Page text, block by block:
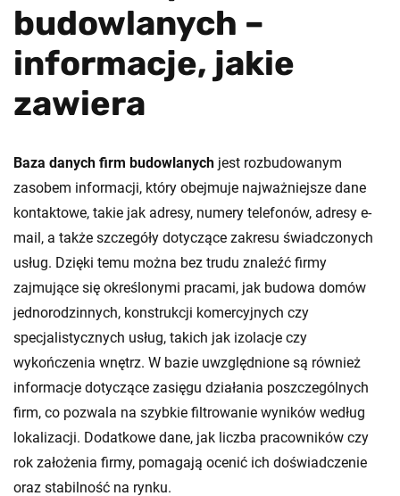
budowlanych –
informacje, jakie
zawiera
Baza danych firm budowlanych jest rozbudowanym
zasobem informacji, który obejmuje najważniejsze dane
kontaktowe, takie jak adresy, numery telefonów, adresy e-
mail, a także szczegóły dotyczące zakresu świadczonych
usług. Dzięki temu można bez trudu znaleźć firmy
zajmujące się określonymi pracami, jak budowa domów
jednorodzinnych, konstrukcji komercyjnych czy
specjalistycznych usług, takich jak izolacje czy
wykończenia wnętrz. W bazie uwzględnione są również
informacje dotyczące zasięgu działania poszczególnych
firm, co pozwala na szybkie filtrowanie wyników według
lokalizacji. Dodatkowe dane, jak liczba pracowników czy
rok założenia firmy, pomagają ocenić ich doświadczenie
oraz stabilność na rynku.